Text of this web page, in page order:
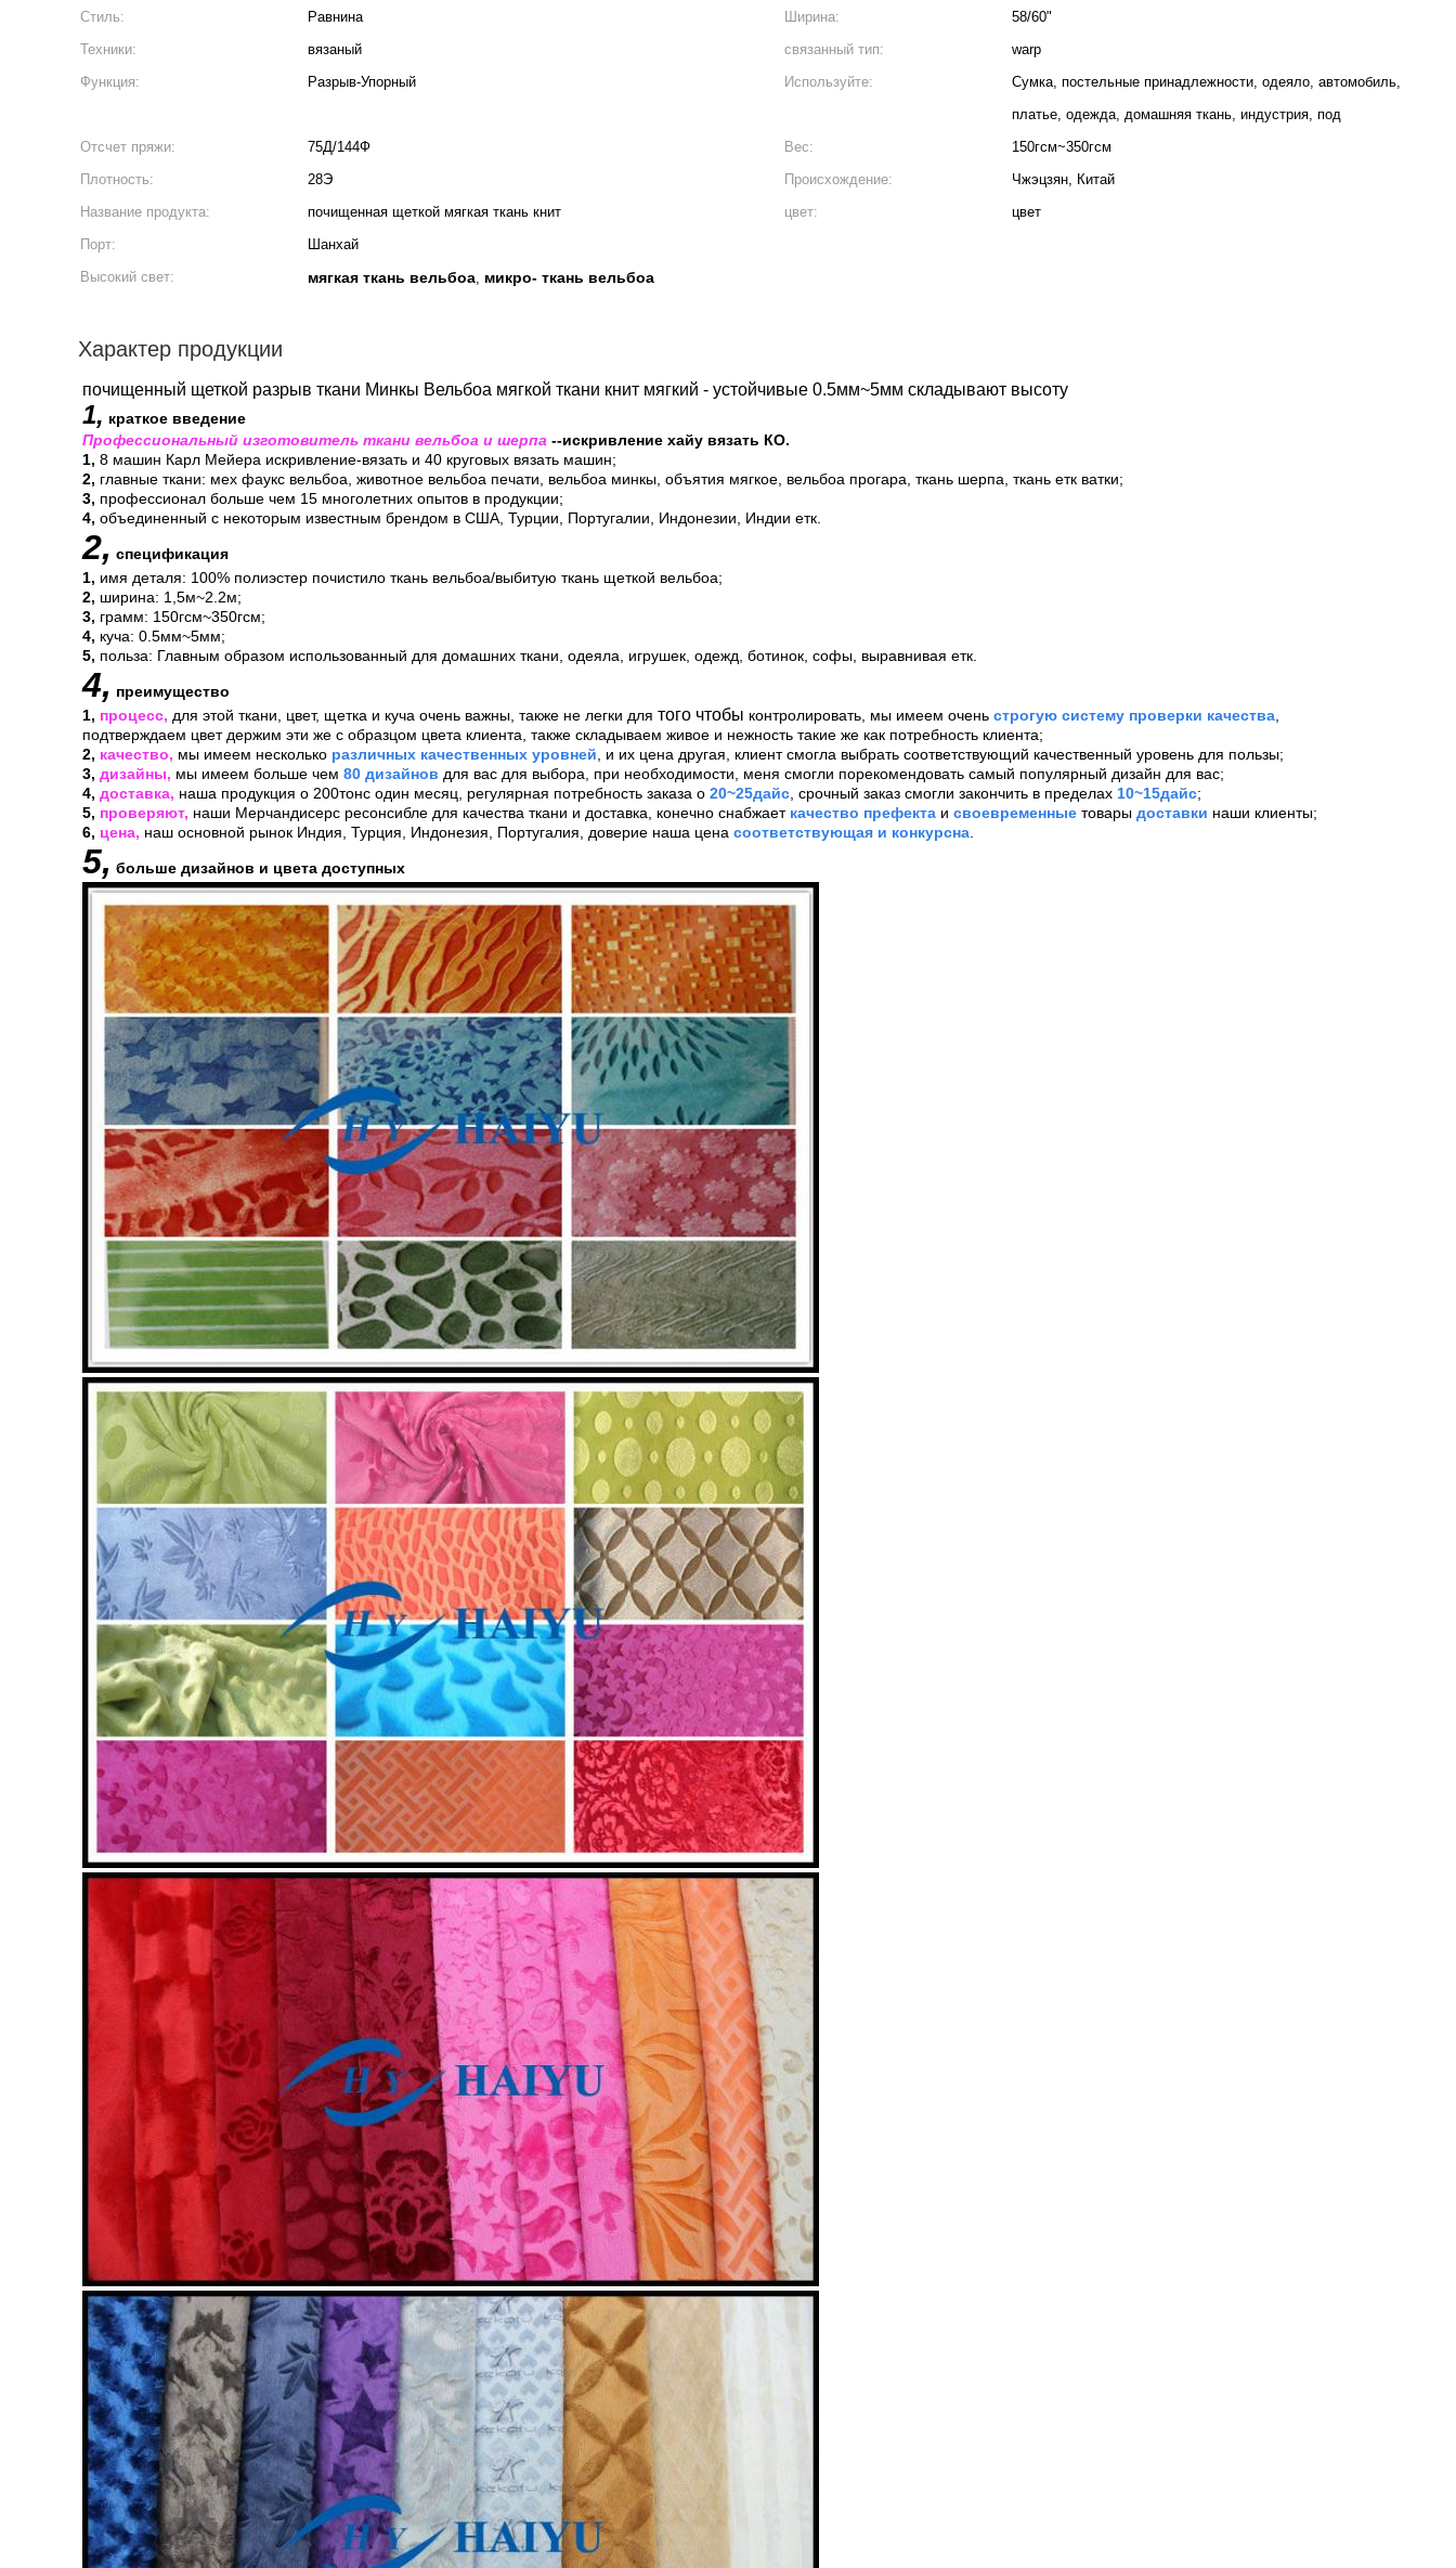
Оставьте сообщение
Мы скоро тебе перезвоним!
Отправить
Стиль:
Равнина Ширина:
58/60"
Техники:
вязаный связанный тип:
warp
Функция:
Разрыв-Упорный Используйте:
Сумка, постельные принадлежности, одеяло, автомобиль,
платье, одежда, домашняя ткань, индустрия, под
Отсчет пряжи:
75Д/144Ф Вес:
150гсм~350гсм
Плотность:
28Э Происхождение:
Чжэцзян, Китай
Название продукта:
почищенная щеткой мягкая ткань книт цвет:
цвет
Порт:
Шанхай
Высокий свет:
мягкая ткань вельбоа, микро- ткань вельбоа
Характер продукции
почищенный щеткой разрыв ткани Минкы Вельбоа мягкой ткани книт мягкий - устойчивые 0.5мм~5мм складывают высоту
1, краткое введение
Профессиональный изготовитель ткани вельбоа и шерпа --искривление хайу вязать КО.
1, 8 машин Карл Мейера искривление-вязать и 40 круговых вязать машин;
2, главные ткани: мех фаукс вельбоа, животное вельбоа печати, вельбоа минкы, объятия мягкое, вельбоа прогара, ткань шерпа, ткань етк ватки;
3, профессионал больше чем 15 многолетних опытов в продукции;
4, объединенный с некоторым известным брендом в США, Турции, Португалии, Индонезии, Индии етк.
2, спецификация
1, имя деталя: 100% полиэстер почистило ткань вельбоа/выбитую ткань щеткой вельбоа;
2, ширина: 1,5м~2.2м;
3, грамм: 150гсм~350гсм;
4, куча: 0.5мм~5мм;
5, польза: Главным образом использованный для домашних ткани, одеяла, игрушек, одежд, ботинок, софы, выравнивая етк.
4, преимущество
1, процесс, для этой ткани, цвет, щетка и куча очень важны, также не легки для того чтобы контролировать, мы имеем очень строгую систему проверки качества
подтверждаем цвет держим эти же с образцом цвета клиента, также складываем живое и нежность такие же как потребность клиента;
2, качество, мы имеем несколько различных качественных уровней , и их цена другая, клиент смогла выбрать соответствующий качественный уровень для пользы;
3, дизайны, мы имеем больше чем 80 дизайнов для вас для выбора, при необходимости, меня смогли порекомендовать самый популярный дизайн для вас;
4, доставка, наша продукция о 200тонс один месяц, регулярная потребность заказа о 20~25дайс , срочный заказ смогли закончить в пределах 10~15дайс;
5, проверяют, наши Мерчандисерс ресонсибле для качества ткани и доставка, конечно снабжает качество префекта и своевременные товары доставки наши клиенты;
6, цена, наш основной рынок Индия, Турция, Индонезия, Португалия, доверие наша цена соответствующая и конкурсна
5, больше дизайнов и цвета доступных